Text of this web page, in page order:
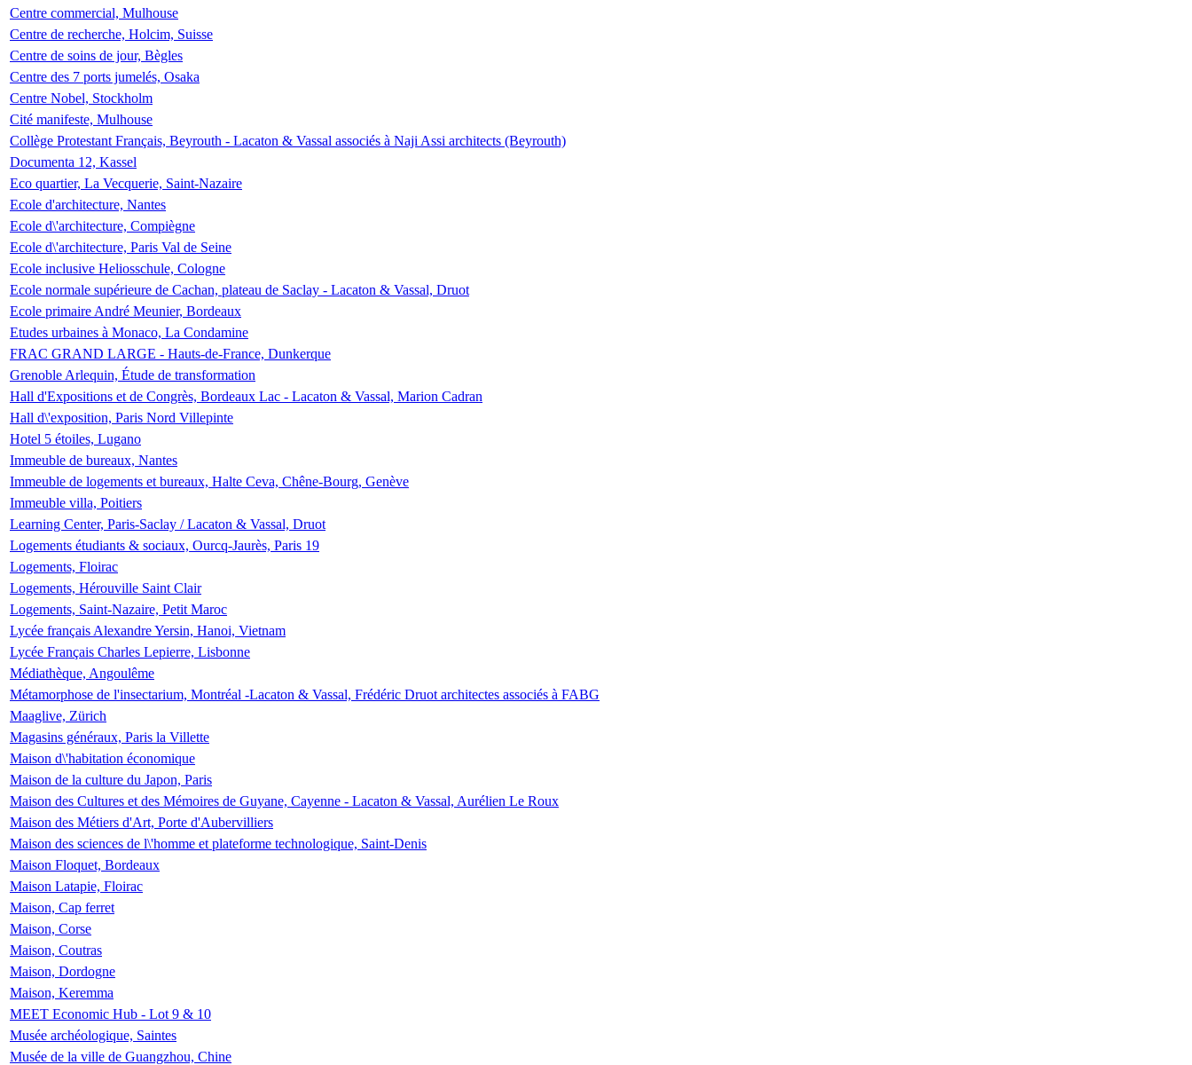
Centre commercial, Mulhouse
Centre de recherche, Holcim, Suisse
Centre de soins de jour, Bègles
Centre des 7 ports jumelés, Osaka
Centre Nobel, Stockholm
Cité manifeste, Mulhouse
Collège Protestant Français, Beyrouth - Lacaton & Vassal associés à Naji Assi architects (Beyrouth)
Documenta 12, Kassel
Eco quartier, La Vecquerie, Saint-Nazaire
Ecole d'architecture, Nantes
Ecole d\'architecture, Compiègne
Ecole d\'architecture, Paris Val de Seine
Ecole inclusive Heliosschule, Cologne
Ecole normale supérieure de Cachan, plateau de Saclay - Lacaton & Vassal, Druot
Ecole primaire André Meunier, Bordeaux
Etudes urbaines à Monaco, La Condamine
FRAC GRAND LARGE - Hauts-de-France, Dunkerque
Grenoble Arlequin, Étude de transformation
Hall d'Expositions et de Congrès, Bordeaux Lac - Lacaton & Vassal, Marion Cadran
Hall d\'exposition, Paris Nord Villepinte
Hotel 5 étoiles, Lugano
Immeuble de bureaux, Nantes
Immeuble de logements et bureaux, Halte Ceva, Chêne-Bourg, Genève
Immeuble villa, Poitiers
Learning Center, Paris-Saclay / Lacaton & Vassal, Druot
Logements étudiants & sociaux, Ourcq-Jaurès, Paris 19
Logements, Floirac
Logements, Hérouville Saint Clair
Logements, Saint-Nazaire, Petit Maroc
Lycée français Alexandre Yersin, Hanoi, Vietnam
Lycée Français Charles Lepierre, Lisbonne
Médiathèque, Angoulême
Métamorphose de l'insectarium, Montréal -Lacaton & Vassal, Frédéric Druot architectes associés à FABG
Maaglive, Zürich
Magasins généraux, Paris la Villette
Maison d\'habitation économique
Maison de la culture du Japon, Paris
Maison des Cultures et des Mémoires de Guyane, Cayenne - Lacaton & Vassal, Aurélien Le Roux
Maison des Métiers d'Art, Porte d'Aubervilliers
Maison des sciences de l\'homme et plateforme technologique, Saint-Denis
Maison Floquet, Bordeaux
Maison Latapie, Floirac
Maison, Cap ferret
Maison, Corse
Maison, Coutras
Maison, Dordogne
Maison, Keremma
MEET Economic Hub - Lot 9 & 10
Musée archéologique, Saintes
Musée de la ville de Guangzhou, Chine